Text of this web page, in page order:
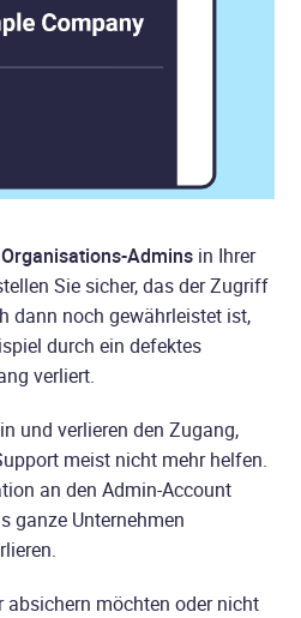
Admins in Ihrer
Sie sicher, das der Zugriff
dann noch gewährleistet ist,
durch ein defektes
verliert.
und verlieren den Zugang,
meist nicht mehr helfen.
an den Admin-Account
ganze Unternehmen
absichern möchten oder nicht